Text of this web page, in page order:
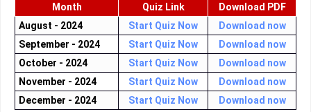
Month Quiz Link
Download PDF
August - 2024
Start Quiz Now
Download now
September - 2024
Start Quiz Now
Download now
October - 2024
Start Quiz Now
Download now
November - 2024
Start Quiz Now
Download now
December - 2024
Start Quiz Now Download now